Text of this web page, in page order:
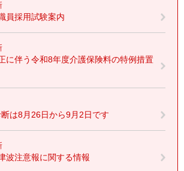
員採用試験案内
に伴う令和8年度介護保険料の特例措置
は8月26日から9月2日です
波注意報に関する情報